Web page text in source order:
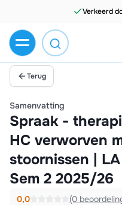
Terug
Samenvatting
Spraak -
HC verworven
stoornissen | LA
Sem 2 2025/26
0,0 (0